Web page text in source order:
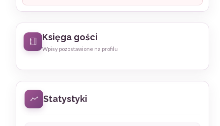
Księga gości
Wpisy pozostawione na profilu
Statystyki